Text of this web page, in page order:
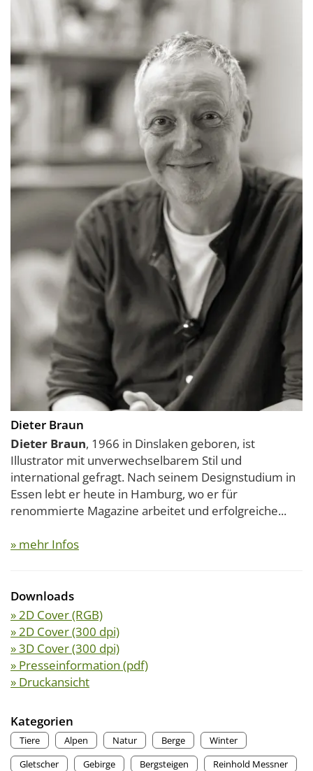
Dieter Braun
Dieter Braun, 1966 in Dinslaken geboren, ist
Illustrator mit unverwechselbarem Stil und
international gefragt. Nach seinem Designstudium in
Essen lebt er heute in Hamburg, wo er für
renommierte Magazine arbeitet und erfolgreiche...
» mehr Infos
Downloads
» 2D Cover (RGB)
» 2D Cover (300 dpi)
» 3D Cover (300 dpi)
» Presseinformation (pdf)
» Druckansicht
Kategorien
Tiere Alpen Natur Berge
Winter
Gletscher
Gebirge Bergsteigen
Reinhold Messner